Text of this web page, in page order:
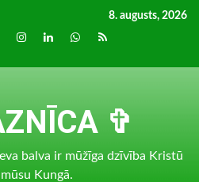
8. augusts, 2026
Instagram
LinkedInwhatsapp
RSS
✞
balva ir mūžīga dzīvība Kristū
mūsu Kungā.